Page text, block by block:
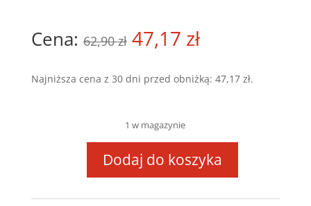
62,90zł Pierwotna
wynosiła:
62,90 zł.
47,17 złAktualna
wynosi:
Najniższa cena z 30 dni przed obniżką: 47,17 zł.
1 w magazynie
RADIOLOG
Dodaj do koszyka